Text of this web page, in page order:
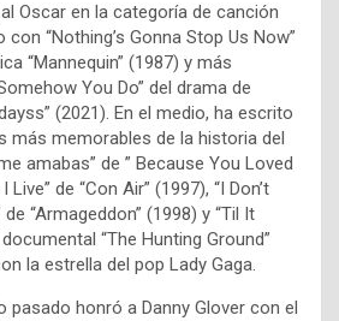
Oscar en la categoría de canción
“Nothing’s Gonna Stop Us Now”
“Mannequin” (1987) y más
You Do” del drama de
(2021). En el medio, ha escrito
más memorables de la historia del
amabas” de ” Because You Loved
Live” de “Con Air” (1997), “I Don’t
“Armageddon” (1998) y “Til It
“The Hunting Ground”
la estrella del pop Lady Gaga.
pasado honró a Danny Glover con el